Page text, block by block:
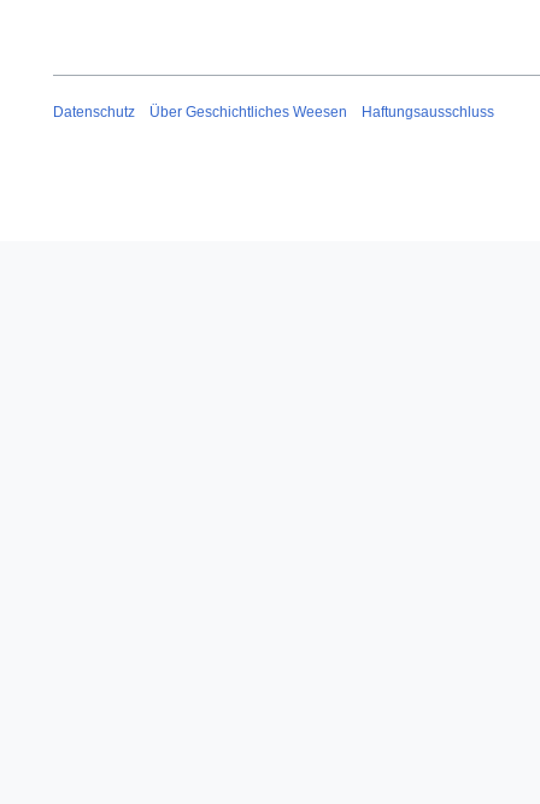
Datenschutz Über Geschichtliches Weesen Haftungsausschluss